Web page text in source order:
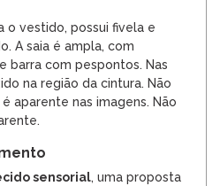
o vestido, possui fivela e
A saia é ampla, com
barra com pespontos. Nas
na região da cintura. Não
aparente nas imagens. Não
sensorial, uma proposta